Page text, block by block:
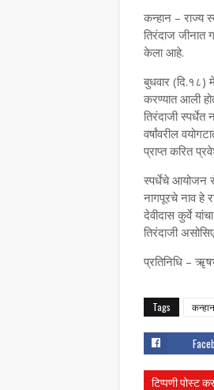
कन्हान – राज्य
तिरंदाज जीनात
केला आहे.
बुधवार (दि.१८)
करण्यात आली
तिरंदाजी
वर्षांवरील
प्राप्त करित
स्पर्धेचे आयोजन
नागपूरचे नाव हे
देवीदास कुर्वे
तिरंदाजी
प्रतिनिधि –
Tags कन्हान
टिप्पणी पोस्ट